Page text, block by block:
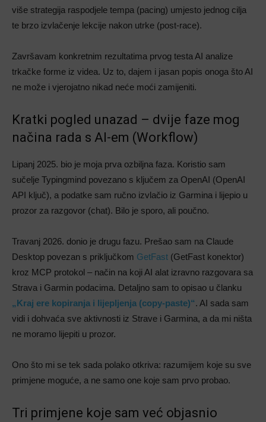
više strategija raspodjele tempa (pacing) umjesto jednog cilja
te brzo izvlačenje lekcije nakon utrke (post-race).
Završavam konkretnim rezultatima prvog testa AI analize
trkačke forme iz videa. Uz to, dajem i jasan popis onoga što AI
ne može i vjerojatno nikad neće moći zamijeniti.
Kratki pogled unazad – dvije faze mog
načina rada s AI-em (Workflow)
Lipanj 2025. bio je moja prva ozbiljna faza. Koristio sam
sučelje Typingmind povezano s ključem za OpenAI (OpenAI
API ključ), a podatke sam ručno izvlačio iz Garmina i lijepio u
prozor za razgovor (chat). Bilo je sporo, ali poučno.
Travanj 2026. donio je drugu fazu. Prešao sam na Claude
Desktop povezan s priključkom GetFast (GetFast konektor)
kroz MCP protokol – način na koji AI alat izravno razgovara sa
Strava i Garmin podacima. Detaljno sam to opisao u članku
„Kraj ere kopiranja i lijepljenja (copy-paste)“. AI sada sam
vidi i dohvaća sve aktivnosti iz Strave i Garmina, a da mi ništa
ne moramo lijepiti u prozor.
Ono što mi se tek sada polako otkriva: razumijem koje su sve
primjene moguće, a ne samo one koje sam prvo probao.
Tri primjene koje sam već objasnio